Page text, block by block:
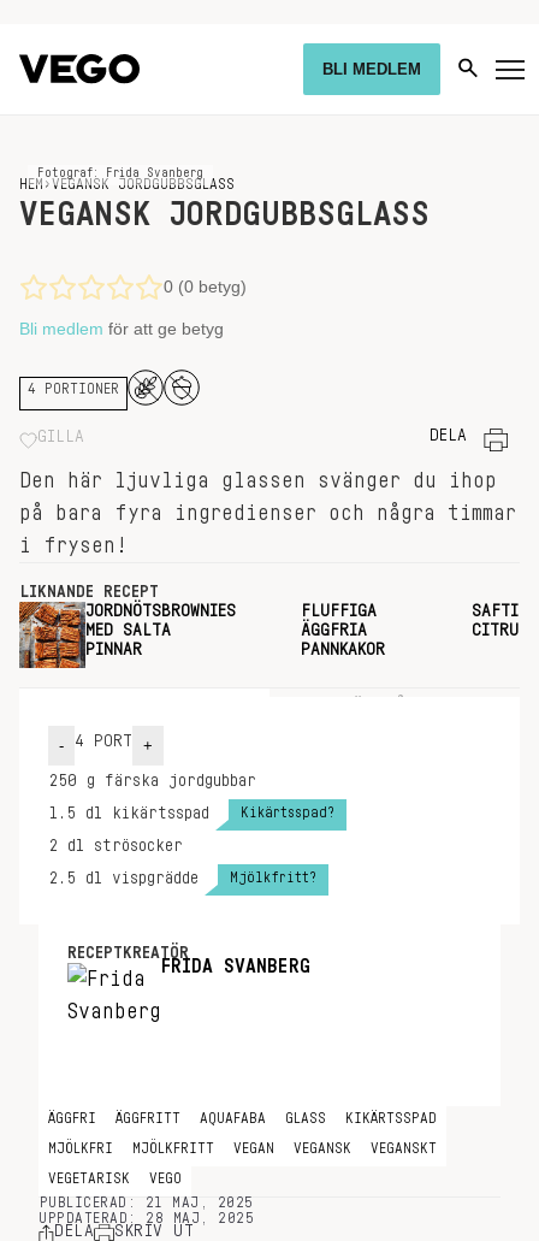
BLI MEDLEM
HEM ›VEGANSK JORDGUBBSGLASS
Fotograf: Frida Svanberg
VEGANSK JORDGUBBSGLASS
0 (0 betyg)
Bli medlem för att ge betyg
4 PORTIONER
GILLA DELA
Den här ljuvliga glassen svänger du ihop
på bara fyra ingredienser och några timmar
i frysen!
LIKNANDE RECEPT
JORDNÖTSBROWNIES
MED SALTA
PINNAR
FLUFFIGA
ÄGGFRIA
PANNKAKOR
SAFTIG
- 4 PORT +
250 g
färska jordgubbar
1.5 dl kikärtsspad Kikärtsspad?
2 dl
strösocker
2.5 dl vispgrädde Mjölkfritt?
RECEPTKREATÖR
FRIDA SVANBERG
ÄGGFRI ÄGGFRITT AQUAFABA GLASS KIKÄRTSSPAD
MJÖLKFRI MJÖLKFRITT VEGAN VEGANSK VEGANSKT
VEGETARISK
VEGO
PUBLICERAD: 21 MAJ, 2025
UPPDATERAD: 28 MAJ, 2025
DELA SKRIV UT